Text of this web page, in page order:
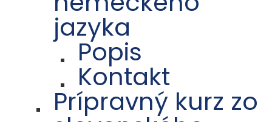
jazyka
Popis
Kontakt
Prípravný kurz zo